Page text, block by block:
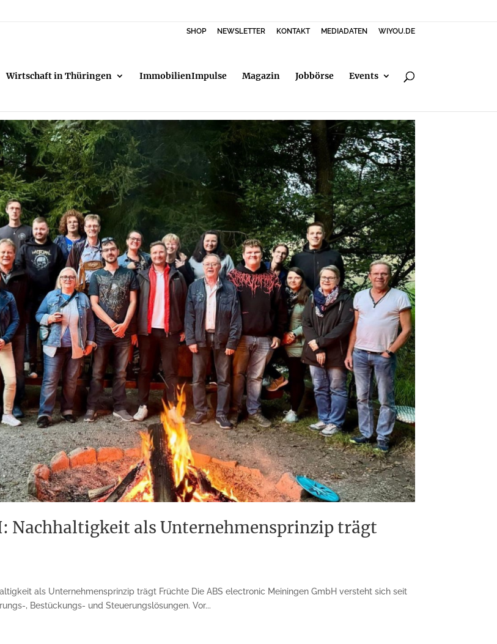
SHOP NEWSLETTER KONTAKT MEDIADATEN WIYOU.DE
Wirtschaft in Thüringen ImmobilienImpulse Magazin Jobbörse Events
Nachhaltigkeit als Unternehmensprinzip trägt
als Unternehmensprinzip trägt Früchte Die ABS electronic Meiningen GmbH versteht sich seit
, Bestückungs- und Steuerungslösungen. Vor...